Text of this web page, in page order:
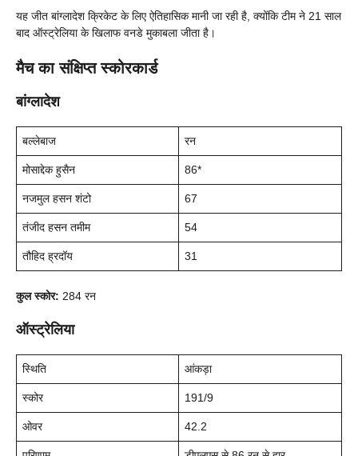
यह जीत बांग्लादेश क्रिकेट के लिए ऐतिहासिक मानी जा रही है, क्योंकि टीम ने 21 साल
बाद ऑस्ट्रेलिया के खिलाफ वनडे मुकाबला जीता है।
मैच का संक्षिप्त स्कोरकार्ड
बांग्लादेश
बल्लेबाज रन
मोसाद्देक हुसैन 86*
नजमुल हसन शंटो 67
तंजीद हसन तमीम 54
तौहिद ह्रदॉय 31
कुल स्कोर: 284 रन
ऑस्ट्रेलिया
स्थिति आंकड़ा
स्कोर 191/9
ओवर 42.2